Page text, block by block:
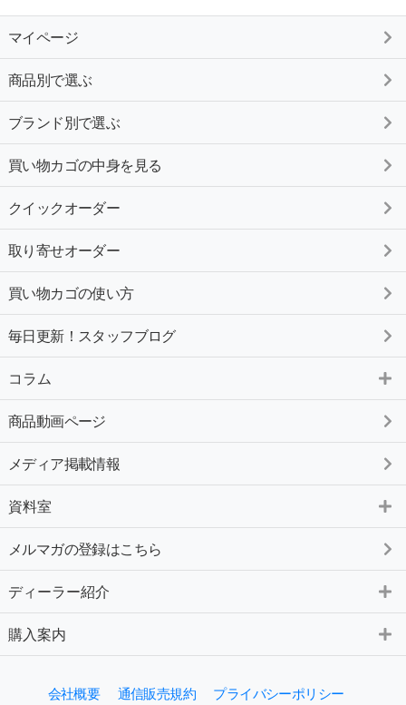
マイページ
商品別で選ぶ
ブランド別で選ぶ
買い物カゴの中身を見る
クイックオーダー
取り寄せオーダー
買い物カゴの使い方
毎日更新！スタッフブログ
コラム
商品動画ページ
メディア掲載情報
資料室
メルマガの登録はこちら
ディーラー紹介
購入案内
会社概要 通信販売規約 プライバシーポリシー